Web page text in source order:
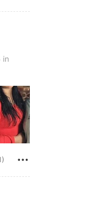
in, Caderas: 110 cm /
in